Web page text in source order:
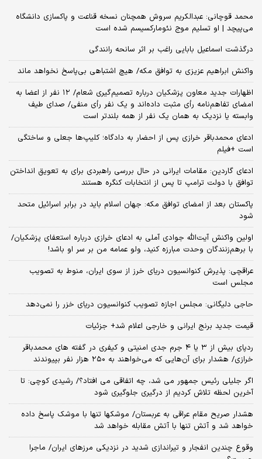
محمد قوچانی: عبدالکریم سروش همچنان نسخه قناعت و پاکسازی دانشگاه
می‌پیچد | او تسلیم موج نئومارکسیسم شده است
درگذشت اسماعیل بابایی راغب بر اثر سانحه رانندگی
واکنش ابراهیم عزیزی به توافق مکه/ هیچ اشتباهی بی‌پاسخ نخواهد ماند
اظهارات جدید معاون پزشکیان درباره تصمیم‌گیری شعام/ ۱۲ نفر از اعضا به
امضای تفاهم‌نامه رأی مثبت داده‌اند و یک نفر رأی منفی/ صدای طیف
وابسته یا نزدیک به همان یک نفر از همه بلندتر است
ادعای محمدباقر خرازی پس از احضار به دادگاه؛ کلیپ‌ها جعلی و ساختگی
است +فیلم
ادعای گاردین: مقامات ایرانی در حال بررسی راهبردی برای به تعویق انداختن
توافق با دولت ترامپ تا پس از انتخابات کنگره هستند
پاکستان بعد از امضای توافق مکه: جهان اسلام باید در برابر اسرائیل متحد
شود
اولین واکنش آیت‌الله جوادی آملی به ادعای خرازی درباره استعفای پزشکیان/
با برهم‌زنندگان وحدت مبارزه کنید، ولو عمامه من بر سر او باشد!
عراقچی: پذیرش کنوانسیون دریای خرز از سوی ایران، منوط به تصویب
مجلس است
حاجی دلیگانی: مجلس اجازه تصویب کنوانسیون دریای خزر را نمی‌دهد
قیمت جدید برنج ایرانی و خارجی اعلام شد+ جزئیات
ردپای بیش از ۳ یا ۴ جرم جدی امنیتی و کیفری در گفته های محمدباقر
خرازی/ هشدار برای آن‌هایی که می‌خواهند به ۲۵۰ هزار نفر بپیوندند
اگر جلیلی رئیس جمهور می شد، چه اتفاقی می افتاد؟/ رشیدی کوچی: تا
آخرین لحظه تلاش کردیم از درگیری جلوگیری شود
هشدار صریح مقام عراقی به عربستان/ موشکها تنها با موشک پاسخ داده
خواهد شد و آتش تنها با آتش مقابله خواهد شد
وقوع چندین انفجار و تیراندازی شدید در نزدیکی مرز‌های ایران/ ماجرا